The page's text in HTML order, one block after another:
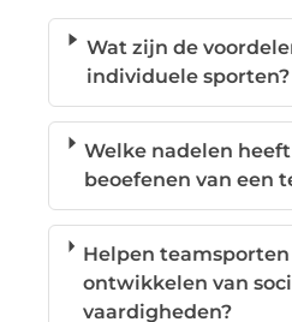
Wat zijn de
individuele sporten?
Welke nadelen
beoefenen van een
Helpen
ontwikkelen van
vaardigheden?